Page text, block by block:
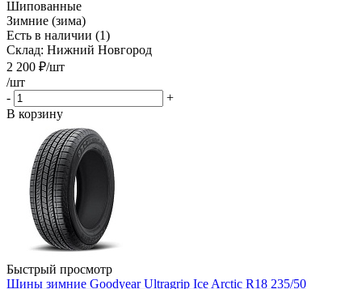
Шипованные
Зимние (зима)
Есть в наличии (1)
Склад: Нижний Новгород
2 200 ₽/шт
/шт
-
+
В корзину
Быстрый просмотр
Шины зимние Goodyear Ultragrip Ice Arctic R18 235/50